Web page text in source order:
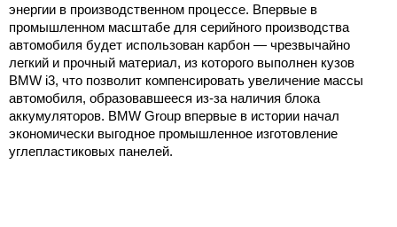
энергии в производственном процессе. Впервые в
промышленном масштабе для серийного производства
автомобиля будет использован карбон — чрезвычайно
легкий и прочный материал, из которого выполнен кузов
BMW i3, что позволит компенсировать увеличение массы
автомобиля, образовавшееся из-за наличия блока
аккумуляторов. BMW Group впервые в истории начал
экономически выгодное промышленное изготовление
углепластиковых панелей.